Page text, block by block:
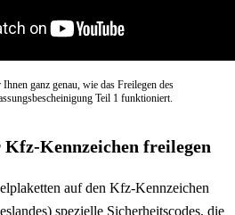
ganz genau, wie das Freilegen des
Teil 1 funktioniert.
Kfz-Kennzeichen freilegen
auf den Kfz-Kennzeichen
spezielle Sicherheitscodes, die